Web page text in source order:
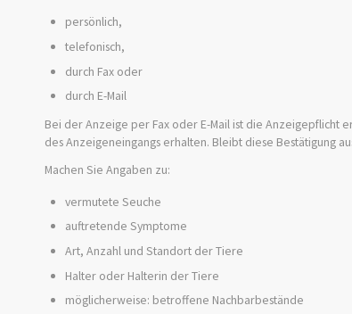
persönlich,
telefonisch,
durch Fax oder
durch E-Mail
Bei der Anzeige per Fax oder E-Mail ist die Anzeigepflicht
des Anzeigeneingangs erhalten. Bleibt diese Bestätigung
Machen Sie Angaben zu:
vermutete Seuche
auftretende Symptome
Art, Anzahl und Standort der Tiere
Halter oder Halterin der Tiere
möglicherweise: betroffene Nachbarbestände